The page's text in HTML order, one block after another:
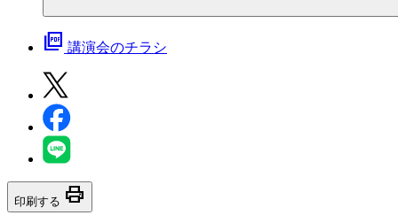
picture_as_pdf 講演会のチラシ
印刷する print